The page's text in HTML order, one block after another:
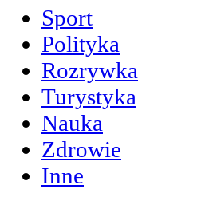
Sport
Polityka
Rozrywka
Turystyka
Nauka
Zdrowie
Inne